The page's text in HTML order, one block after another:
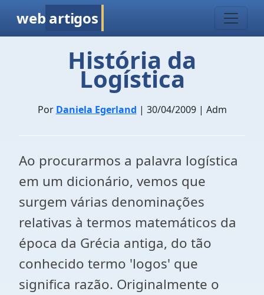
web artigos
História da
Logística
Por Daniela Egerland | 30/04/2009 | Adm
Ao procurarmos a palavra logística
em um dicionário, vemos que
surgem várias denominações
relativas à termos matemáticos da
época da Grécia antiga, do tão
conhecido termo 'logos' que
significa razão. Originalmente o